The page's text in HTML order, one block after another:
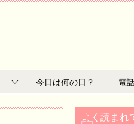
今日は何の日？ 電
よく読まれ